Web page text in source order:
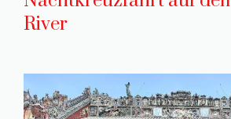
River